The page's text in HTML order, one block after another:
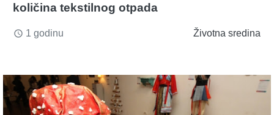
količina tekstilnog otpada
access_time 1 godinu Životna sredina